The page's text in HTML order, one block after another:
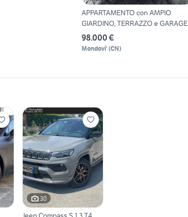
APPARTAMENTO con AMPIO
GIARDINO, TERRAZZO e GARAGE
98.000 €
Mondovi' (CN)
30